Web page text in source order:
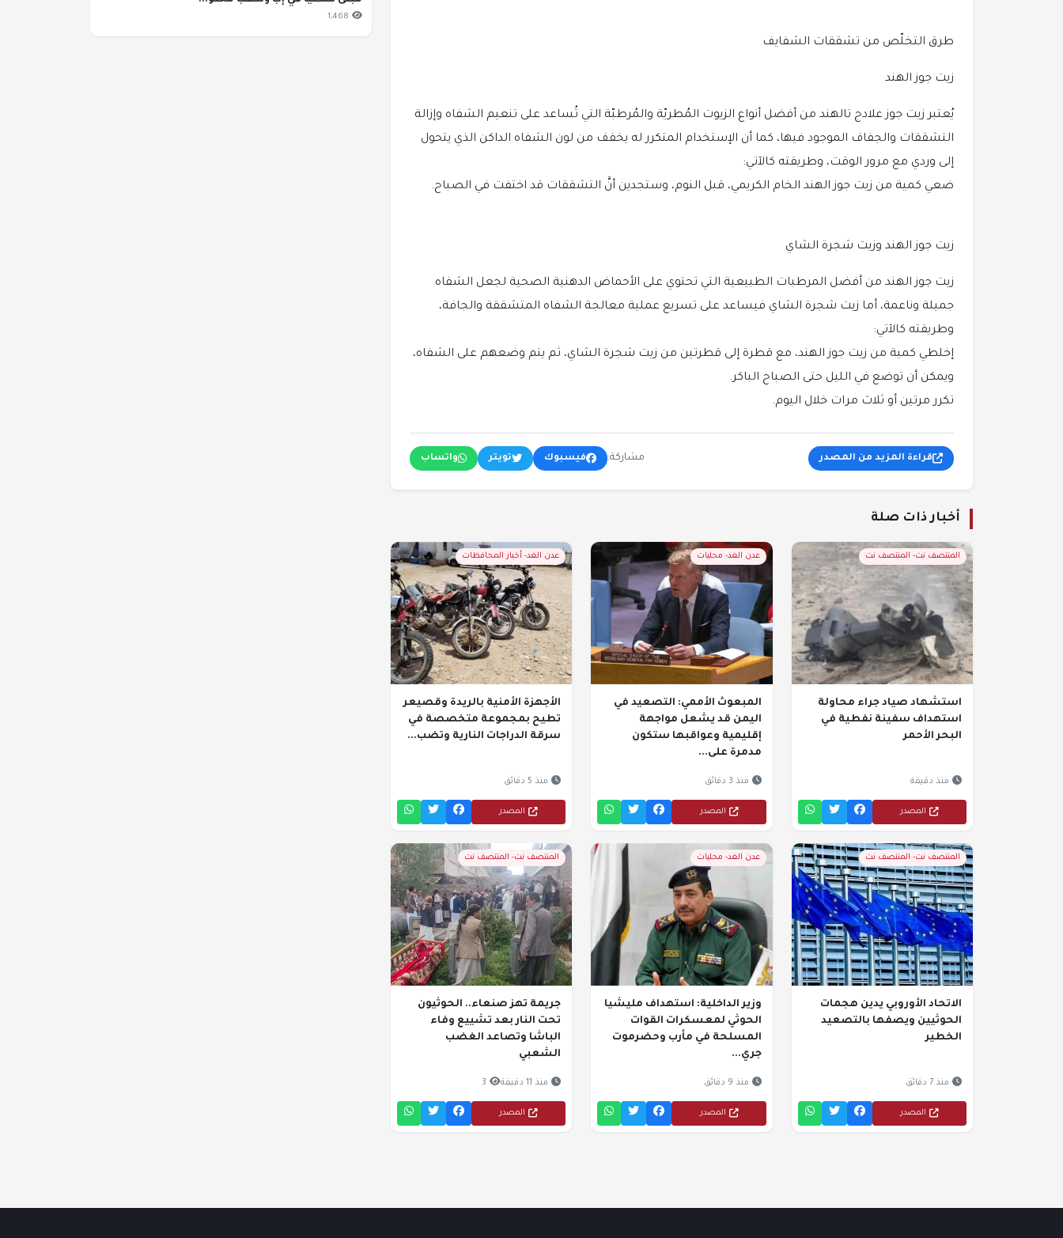
طرق التخلّص من تشققات الشفايف
زيت جوز الهند
يُعتبر زيت جوز علادج تالهند من أفضل أنواع الزيوت المُطريّة والمُرطبّة التي تُساعد على تنعيم الشفاه وإزالة
التشققات والجفاف الموجود فيها، كما أن الإستخدام المتكرر له يخفف من لون الشفاه الداكن الذي يتحول
إلى وردي مع مرور الوقت، وطريقته كالآتي:
ضعي كمية من زيت جوز الهند الخام الكريمي، قبل النوم، وستجدين أنَّ التشققات قد اختفت في الصباح.
زيت جوز الهند وزيت شجرة الشاي
زيت جوز الهند من أفضل المرطبات الطبيعية التي تحتوي على الأحماض الدهنية الصحية لجعل الشفاه
جميلة وناعمة، أما زيت شجرة الشاي فيساعد على تسريع عملية معالجة الشفاه المتشققة والجافة،
وطريقته كالآتي:
إخلطي كمية من زيت جوز الهند، مع قطرة إلى قطرتين من زيت شجرة الشاي، ثم يتم وضعهم على الشفاه،
ويمكن أن توضع في الليل حتى الصباح الباكر.
تكرر مرتين أو ثلاث مرات خلال اليوم.
قراءة المزيد من المصدر مشاركة: فيسبوك تويتر واتساب
أخبار ذات صلة
المنتصف نت- المنتصف نت
استشهاد صياد جراء محاولة
استهداف سفينة نفطية في
البحر الأحمر
منذ دقيقة
المصدر
عدن الغد- محليات
المبعوث الأممي: التصعيد في
اليمن قد يشعل مواجهة
إقليمية وعواقبها ستكون
مدمرة على...
منذ 3 دقائق
المصدر
عدن الغد- أخبار المحافظات
الأجهزة الأمنية بالريدة وقصيعر
تطيح بمجموعة متخصصة في
سرقة الدراجات النارية وتضب...
منذ 5 دقائق
المصدر
المنتصف نت- المنتصف نت
الاتحاد الأوروبي يدين هجمات
الحوثيين ويصفها بالتصعيد
الخطير
منذ 7 دقائق
المصدر
عدن الغد- محليات
وزير الداخلية: استهداف مليشيا
الحوثي لمعسكرات القوات
المسلحة في مأرب وحضرموت
جري...
منذ 9 دقائق
المصدر
المنتصف نت- المنتصف نت
جريمة تهز صنعاء.. الحوثيون
تحت النار بعد تشييع وفاء
الباشا وتصاعد الغضب
الشعبي
منذ 11 دقيقة 3
المصدر
1,468